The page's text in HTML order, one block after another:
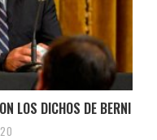
LOS DICHOS DE BERNI